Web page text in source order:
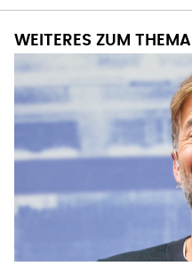
WEITERES ZUM THEMA